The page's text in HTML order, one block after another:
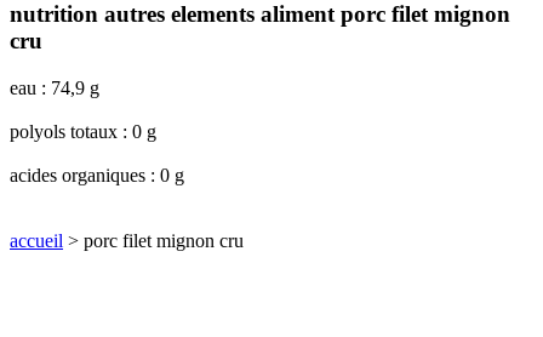
nutrition autres elements aliment porc filet mignon
cru
eau : 74,9 g
polyols totaux : 0 g
acides organiques : 0 g
accueil > porc filet mignon cru